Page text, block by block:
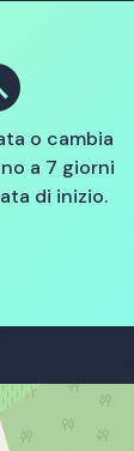
o cambia
a 7 giorni
di inizio.